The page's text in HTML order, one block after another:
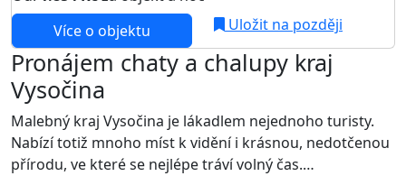
Více o objektu
Uložit na později
Pronájem chaty a chalupy kraj
Vysočina
Malebný kraj Vysočina je lákadlem nejednoho turisty.
Nabízí totiž mnoho míst k vidění i krásnou, nedotčenou
přírodu, ve které se nejlépe tráví volný čas.…